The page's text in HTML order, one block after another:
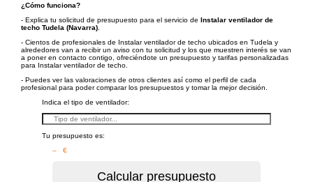
¿Cómo funciona?
- Explica tu solicitud de presupuesto para el servicio de Instalar ventilador de
techo Tudela (Navarra)
- Cientos de profesionales de Instalar ventilador de techo ubicados en Tudela y
alrededores van a recibir un aviso con tu solicitud y los que muestren interés se van
a poner en contacto contigo, ofreciéndote un presupuesto y tarifas personalizadas
para Instalar ventilador de techo.
- Puedes ver las valoraciones de otros clientes así como el perfil de cada
profesional para poder comparar los presupuestos y tomar la mejor decisión.
Indica el tipo de ventilador:
Tu presupuesto es:
– €